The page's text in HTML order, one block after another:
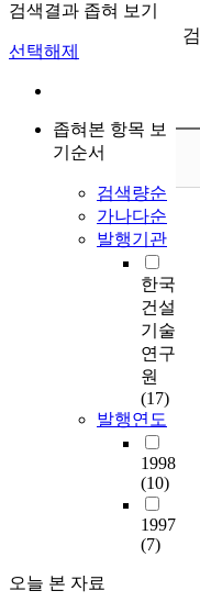
검색결과 좁혀 보기
선택해제
좁혀본 항목 보
기순서
검색량순
가나다순
발행기관
한국
건설
기술
연구
원
(17)
발행연도
1998
(10)
1997
(7)
오늘 본 자료